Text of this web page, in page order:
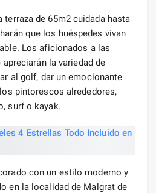
de 65m2 cuidada hasta
que los huéspedes vivan
Los aficionados a las
la variedad de
al golf, dar un emocionante
pintorescos alrededores,
surf o kayak.
con un estilo moderno y
en la localidad de Malgrat de